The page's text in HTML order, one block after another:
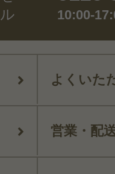
10:00-
よくいた
営業・配